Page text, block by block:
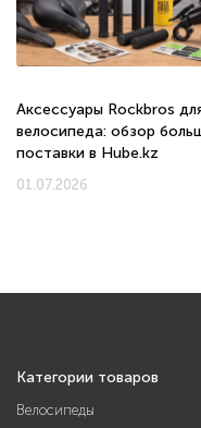
Аксессуары Rockbros
велосипеда: обзор
поставки в Hube.kz
01.07.2026
Категории товаров
Велосипеды